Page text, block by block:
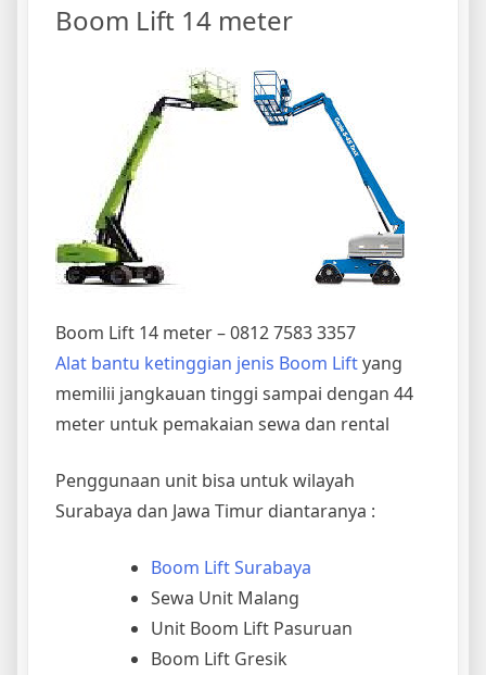
meter
Boom Lift 14 meter
Boom Lift 14 meter – 0812 7583 3357
Alat bantu ketinggian jenis Boom Liftyang
memilii jangkauan tinggi sampai dengan 44
meter untuk pemakaian sewa dan rental
Penggunaan unit bisa untuk wilayah
Surabaya dan Jawa Timur diantaranya :
Boom Lift Surabaya
Sewa Unit Malang
Unit Boom Lift Pasuruan
Boom Lift Gresik